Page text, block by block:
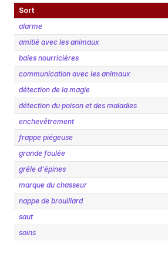
Sort
alarme
amitié avec les animaux
baies nourricières
communication avec les animaux
détection de la magie
détection du poison et des maladies
enchevêtrement
frappe piégeuse
grande foulée
grêle d'épines
marque du chasseur
nappe de brouillard
saut
soins